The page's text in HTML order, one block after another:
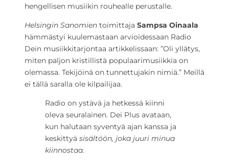
hengellisen musiikin rouhealle perustalle.
Helsingin Sanomien toimittaja Sampsa Oinaala
hämmästyi kuulemastaan arvioidessaan Radio
Dein musiikkitarjontaa artikkelissaan: ”Oli yllätys,
miten paljon kristillistä populaari­musiikkia on
olemassa. Tekijöinä on tunnettujakin nimiä.” Meillä
ei tällä saralla ole kilpailijaa.
Radio on ystävä ja hetkessä kiinni
oleva seuralainen. Dei Plus avataan,
kun halutaan syventyä ajan kanssa ja
keskittyä sisältöön, joka juuri minua
kiinnostaa.